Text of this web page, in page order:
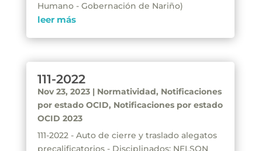
Humano - Gobernación de Nariño)
leer más
111-2022
Nov 23, 2023| Normatividad, Notificaciones
por estado OCID, Notificaciones por estado
OCID 2023
111-2022 - Auto de cierre y traslado alegatos
precalificatorios - Disciplinados: NELSON